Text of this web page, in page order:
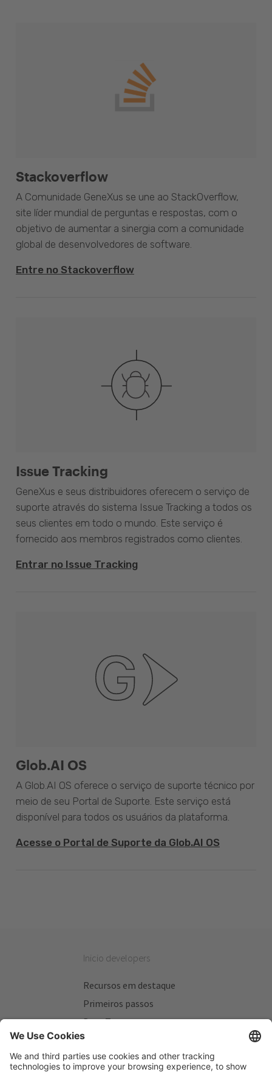
Stackoverflow
A Comunidade GeneXus se une ao StackOverflow,
site líder mundial de perguntas e respostas, com o
objetivo de aumentar a sinergia com a comunidade
global de desenvolvedores de software.
Entre no Stackoverflow
Issue Tracking
GeneXus e seus distribuidores oferecem o serviço de
suporte através do sistema Issue Tracking a todos os
seus clientes em todo o mundo. Este serviço é
fornecido aos membros registrados como clientes.
Entrar no Issue Tracking
Glob.AI OS
A Glob.AI OS oferece o serviço de suporte técnico por
meio de seu Portal de Suporte. Este serviço está
disponível para todos os usuários da plataforma.
Acesse o Portal de Suporte da Glob.AI OS
Inicio developers
Recursos em destaque
Primeiros passos
Beta Testers
Meus Planos